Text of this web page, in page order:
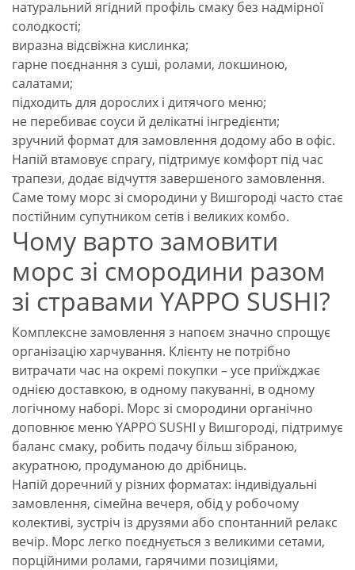
натуральний ягідний профіль смаку без надмірної
солодкості;
виразна відсвіжна кислинка;
гарне поєднання з суші, ролами, локшиною,
салатами;
підходить для дорослих і дитячого меню;
не перебиває соуси й делікатні інгредієнти;
зручний формат для замовлення додому або в офіс.
Напій втамовує спрагу, підтримує комфорт під час
трапези, додає відчуття завершеного замовлення.
Саме тому морс зі смородини у Вишгороді часто стає
постійним супутником сетів і великих комбо.
Чому варто замовити
морс зі смородини разом
зі стравами YAPPO SUSHI?
Комплексне замовлення з напоєм значно спрощує
організацію харчування. Клієнту не потрібно
витрачати час на окремі покупки – усе приїжджає
однією доставкою, в одному пакуванні, в одному
логічному наборі. Морс зі смородини органічно
доповнює меню YAPPO SUSHI у Вишгороді, підтримує
баланс смаку, робить подачу більш зібраною,
акуратною, продуманою до дрібниць.
Напій доречний у різних форматах: індивідуальні
замовлення, сімейна вечеря, обід у робочому
колективі, зустріч із друзями або спонтанний релакс
вечір. Морс легко поєднується з великими сетами,
порційними ролами, гарячими позиціями,